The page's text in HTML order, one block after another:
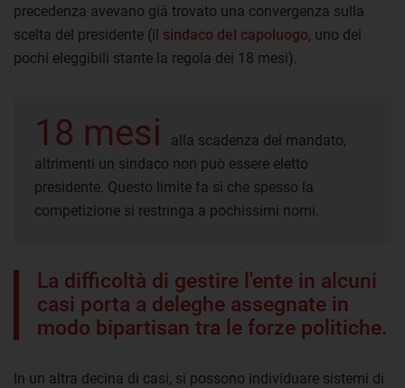
precedenza avevano già trovato una convergenza sulla
scelta del presidente (il sindaco del capoluogo, uno dei
pochi eleggibili stante la regola dei 18 mesi).
18 mesi
alla scadenza del mandato,
altrimenti un sindaco non può essere eletto
presidente. Questo limite fa sì che spesso la
competizione si restringa a pochissimi nomi.
La difficoltà di gestire l'ente in alcuni
casi porta a deleghe assegnate in
modo bipartisan tra le forze politiche.
In un altra decina di casi, si possono individuare sistemi di